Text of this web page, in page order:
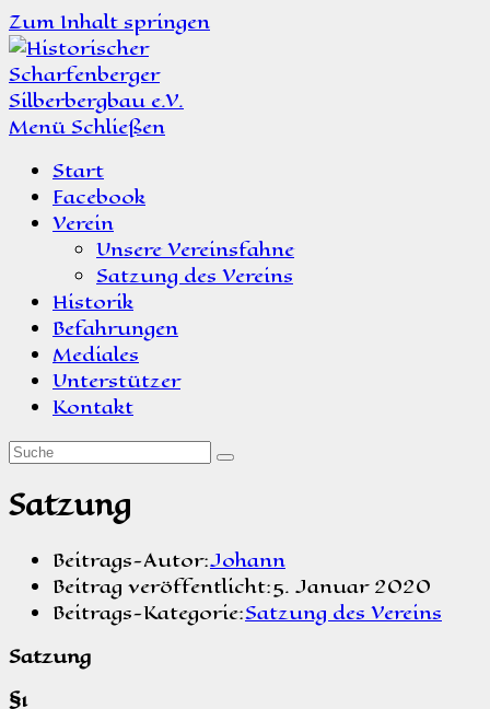
Zum Inhalt springen
MenüSchließen
Start
Facebook
Verein
Unsere Vereinsfahne
Satzung des Vereins
Historik
Befahrungen
Mediales
Unterstützer
Kontakt
Satzung
Beitrags-Autor:Johann
Beitrag veröffentlicht:5. Januar 2020
Beitrags-Kategorie:Satzung des Vereins
Satzung
§1